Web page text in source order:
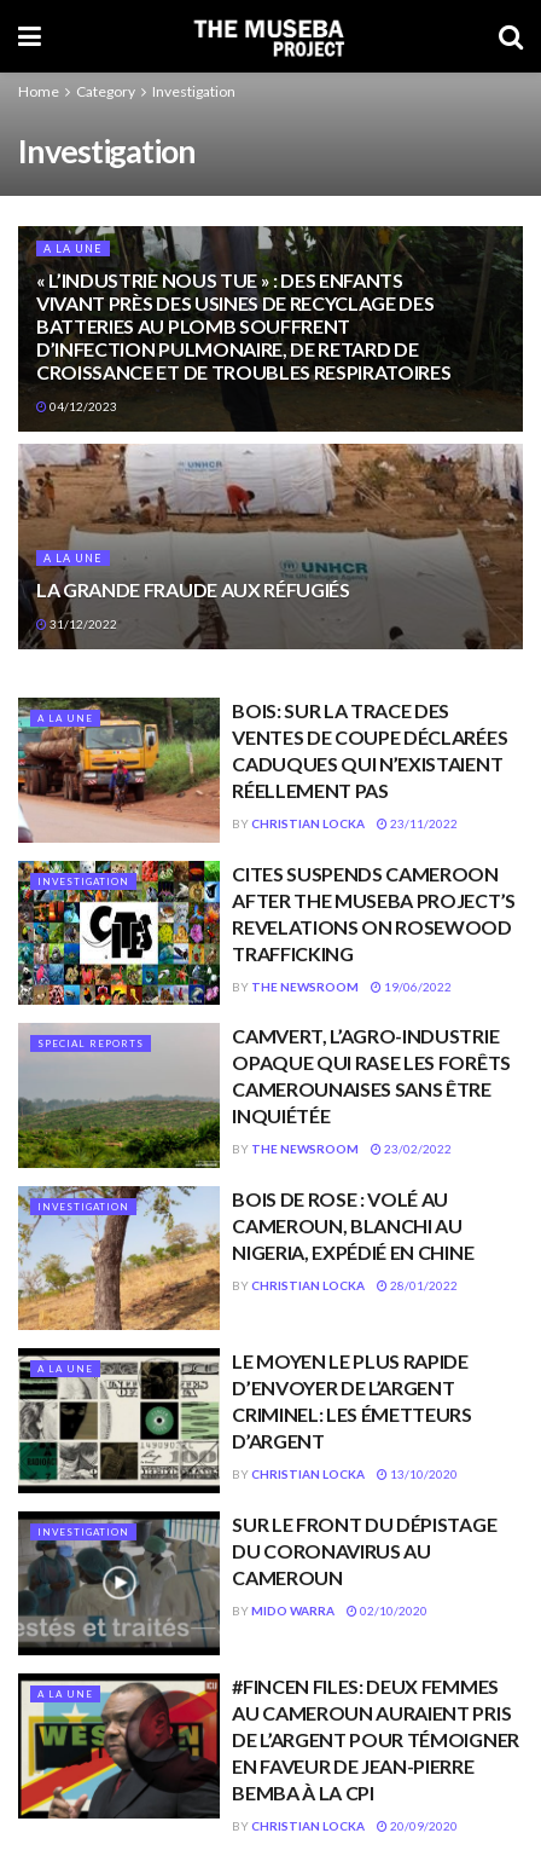
Home Category Investigation
Investigation
A LA UNE
« L’INDUSTRIE NOUS TUE » : DES ENFANTS
VIVANT PRÈS DES USINES DE RECYCLAGE DES
BATTERIES AU PLOMB SOUFFRENT
D’INFECTION PULMONAIRE, DE RETARD DE
CROISSANCE ET DE TROUBLES RESPIRATOIRES
04/12/2023
A LA UNE
LA GRANDE FRAUDE AUX RÉFUGIÉS
31/12/2022
A LA UNE
BOIS: SUR LA TRACE DES
VENTES DE COUPE DÉCLARÉES
CADUQUES QUI N’EXISTAIENT
RÉELLEMENT PAS
BYCHRISTIAN LOCKA 23/11/2022
INVESTIGATION
CITES SUSPENDS CAMEROON
AFTER THE MUSEBA PROJECT’S
REVELATIONS ON ROSEWOOD
TRAFFICKING
BY THE NEWSROOM 19/06/2022
SPECIAL REPORTS
CAMVERT, L’AGRO-INDUSTRIE
OPAQUE QUI RASE LES FORÊTS
CAMEROUNAISES SANS ÊTRE
INQUIÉTÉE
BY THE NEWSROOM 23/02/2022
INVESTIGATION
BOIS DE ROSE : VOLÉ AU
CAMEROUN, BLANCHI AU
NIGERIA, EXPÉDIÉ EN CHINE
BYCHRISTIAN LOCKA 28/01/2022
A LA UNE
LE MOYEN LE PLUS RAPIDE
D’ENVOYER DE L’ARGENT
CRIMINEL: LES ÉMETTEURS
D’ARGENT
BYCHRISTIAN LOCKA 13/10/2020
INVESTIGATION
SUR LE FRONT DU DÉPISTAGE
DU CORONAVIRUS AU
CAMEROUN
BYMIDO WARRA 02/10/2020
A LA UNE
#FINCEN FILES: DEUX FEMMES
AU CAMEROUN AURAIENT PRIS
DE L’ARGENT POUR TÉMOIGNER
EN FAVEUR DE JEAN-PIERRE
BEMBA À LA CPI
BYCHRISTIAN LOCKA 20/09/2020